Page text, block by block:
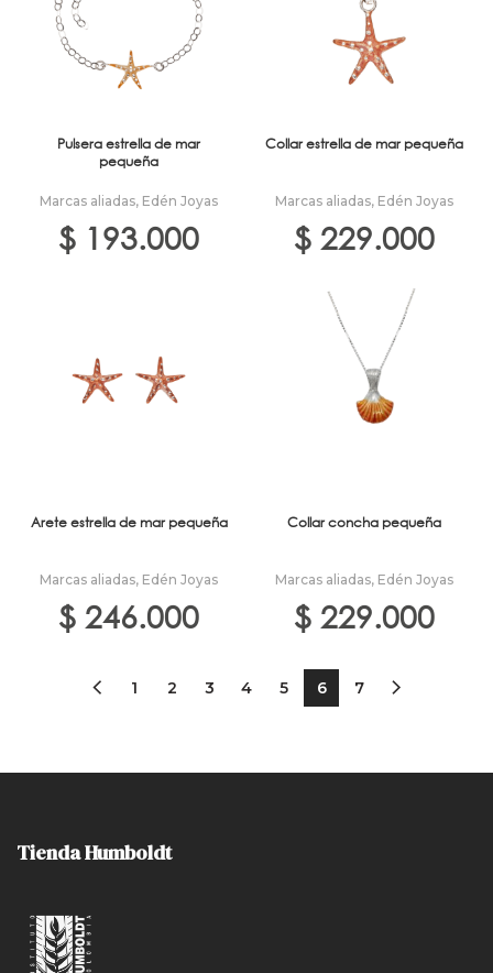
Pulsera estrella de mar
pequeña
Marcas aliadas, Edén Joyas
$ 193.000
Collar estrella de mar pequeña
Marcas aliadas, Edén Joyas
$ 229.000
Arete estrella de mar pequeña
Marcas aliadas, Edén Joyas
$ 246.000
Collar concha pequeña
Marcas aliadas, Edén Joyas
$ 229.000
1 2 3 4 5 6 7
Tienda Humboldt